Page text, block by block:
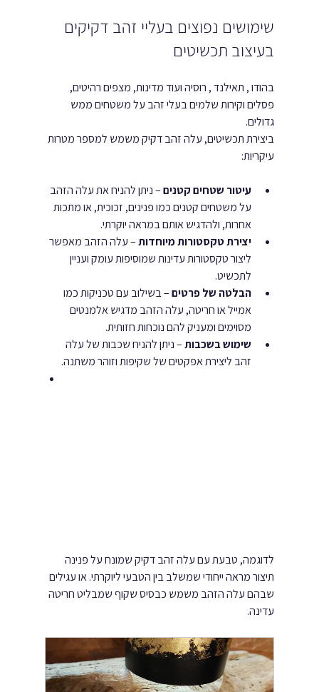
שימושים נפוצים בעליי זהב דקיקים
בעיצוב תכשיטים
בהודו , תאילנד , רוסיה ועוד מדינות, מצפים רהיטים,
פסלים וקירות שלמים בעלי זהב על משטחים ממש
גדולים.
ביצירת תכשיטים, עלה זהב דקיק משמש למספר מטרות
עיקריות:
עיטור שטחים קטנים – ניתן להניח את עלה הזהב
על משטחים קטנים כמו פנינים, זכוכית, או מתכות
אחרות, ולהדגיש אותם במראה יוקרתי.
יצירת טקסטורות מיוחדות – עלה הזהב מאפשר
ליצור טקסטורות עדינות שמוסיפות עומק ועניין
לתכשיט.
הבלטה של פרטים – בשילוב עם טכניקות כמו
אמייל או חריטה, עלה הזהב מדגיש אלמנטים
מסוימים ומעניק להם נוכחות חזותית.
שימוש בשכבות – ניתן להניח שכבות של עלה
זהב ליצירת אפקטים של שקיפות וזוהר משתנה.
לדוגמה, טבעת עם עלה זהב דקיק שמונח על פנינה
תיצור מראה ייחודי שמשלב בין הטבעי ליוקרתי. או עגילים
שבהם עלה הזהב משמש כבסיס שקוף שמבליט חריטה
עדינה.